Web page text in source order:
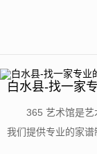
白水县-找一家
​365 艺术馆是
我们提供专业的家